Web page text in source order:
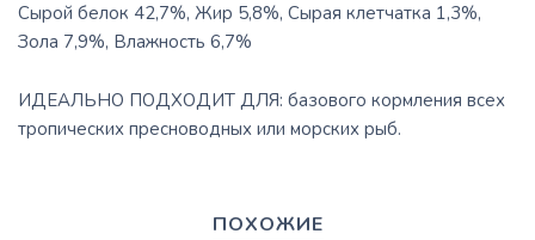
Сырой белок 42,7%, Жир 5,8%, Сырая клетчатка 1,3%,
Зола 7,9%, Влажность 6,7%
ИДЕАЛЬНО ПОДХОДИТ ДЛЯ: базового кормления всех
тропических пресноводных или морских рыб.
ПОХОЖИЕ